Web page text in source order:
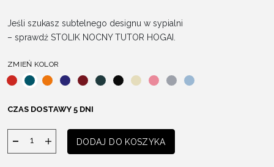
Jeśli szukasz subtelnego designu w sypialni
– sprawdź STOLIK NOCNY TUTOR HOGAI.
ZMIEŃ KOLOR
CZAS DOSTAWY 5 DNI
ilość
Stolik
DODAJ DO KOSZYKA